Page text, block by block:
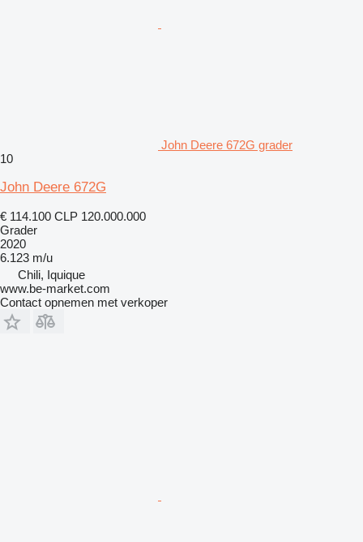
John Deere 672G grader
10
John Deere 672G
€ 114.100 CLP 120.000.000
Grader
2020
6.123 m/u
Chili, Iquique
www.be-market.com
Contact opnemen met verkoper